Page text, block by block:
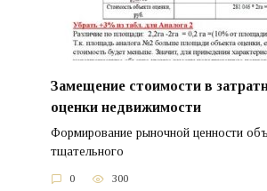
Замещение стоимости в
оценки недвижимости
Формирование рыночной ценности
тщательного
0 300